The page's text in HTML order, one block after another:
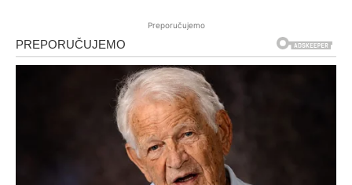
Preporučujemo